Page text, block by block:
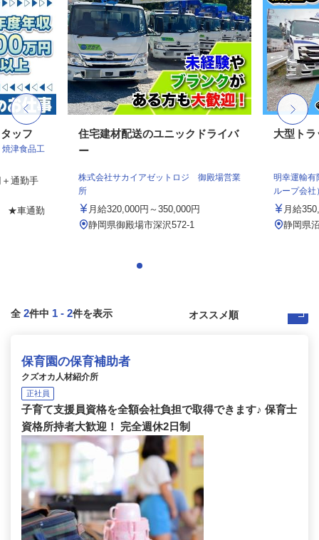
ッフ
津食品工
通勤手
★車通勤
住宅建材配送のユニックドライバ
ー
株式会社サカイアゼットロジ 御殿場営業
所
月給320,000円～350,000円
静岡県御殿場市深沢572-1
大型ト
明幸運輸
ループ会社
月給
静岡県
全 2件中 1 - 2件を表示
保育園の保育補助者
クズオカ人材紹介所
正社員
子育て支援員資格を全額会社負担で取得できます♪ 保育士
資格所持者大歓迎！ 完全週休2日制